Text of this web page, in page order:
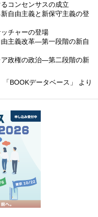
コンセンサスの成立
自由主義と新保守主義の登
チャーの登場
主義改革—第一段階の新自
政権の政治—第二段階の新
「BOOKデータベース」 より